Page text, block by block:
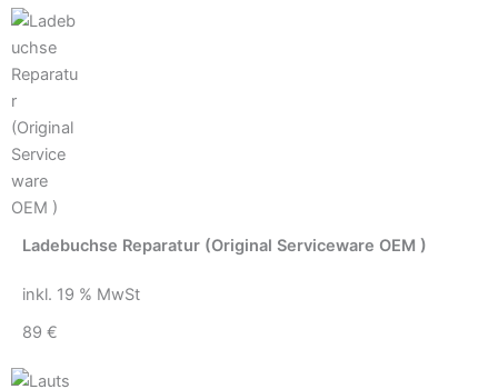
Ladebuchse Reparatur (Original Serviceware OEM )
inkl. 19 % MwSt
89 €